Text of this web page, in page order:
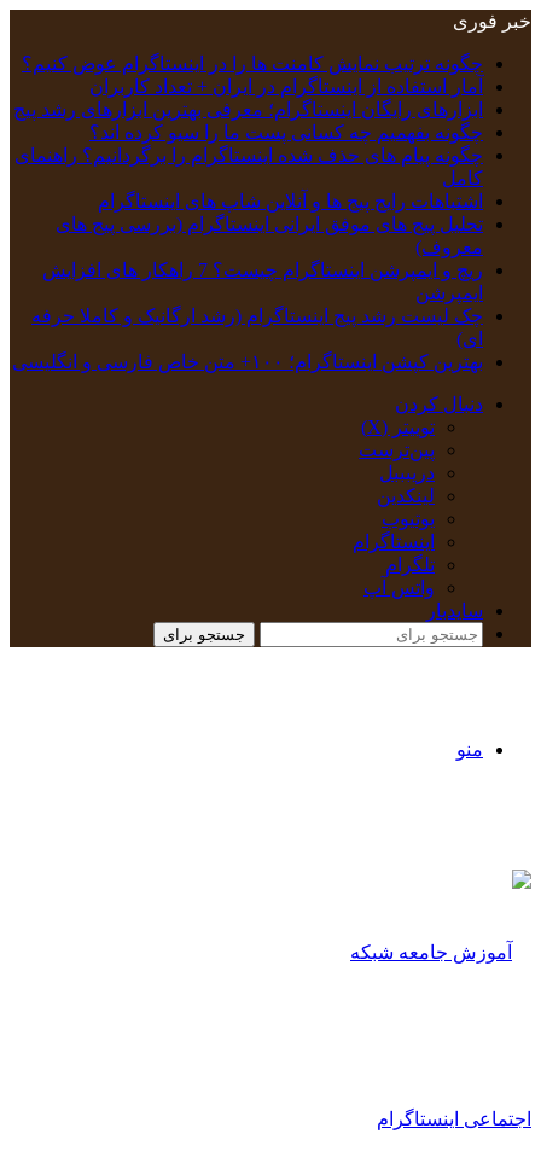
خبر فوری
چگونه ترتیب نمایش کامنت‌ ها را در اینستاگرام عوض کنیم؟
آمار استفاده از اینستاگرام در ایران + تعداد کاربران
ابزارهای رایگان اینستاگرام؛ معرفی بهترین ابزارهای رشد پیج
چگونه بفهمیم چه کسانی پست ما را سیو کرده اند؟
چگونه پیام‌ های حذف‌ شده اینستاگرام را برگردانیم؟ راهنمای
کامل
اشتباهات رایج پیج ها و آنلاین شاپ های اینستاگرام
تحلیل پیج‌ های موفق ایرانی اینستاگرام (بررسی پیج های
معروف)
ریچ و ایمپرشن اینستاگرام چیست؟ 7 راهکار های افزایش
ایمپرشن
چک‌ لیست رشد پیج اینستاگرام (رشد ارگانیک و کاملا حرفه
ای)
بهترین کپشن‌ اینستاگرام؛ ۱۰۰+ متن خاص فارسی و انگلیسی
دنبال کردن
توییتر (X)
‫پین‌ترست
دریبببل
لینکدین
یوتیوب
اینستاگرام
تلگرام
واتس آپ
سایدبار
جستجو برای
منو